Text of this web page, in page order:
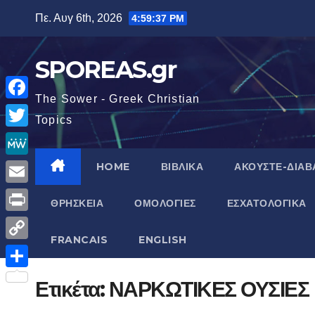
περιεχόμενο
Πε. Αυγ 6th, 2026 4:59:38 PM
SPOREAS.gr
The Sower - Greek Christian
Topics
HOME ΒΙΒΛΙΚΑ ΑΚΟΥΣΤΕ-
ΘΡΗΣΚΕΙΑ ΟΜΟΛΟΓΙΕΣ ΕΣΧΑΤΟΛΟΓΙΚΑ
FRANCAIS ENGLISH
Ετικέτα: ΝΑΡΚΩΤΙΚΕΣ ΟΥΣΙΕΣ
F
a
c
e
b
o
o
k
T
w
i
e
r
M
e
W
e
E
m
a
l
P
r
i
C
o
Μ